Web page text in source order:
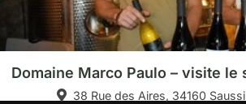
Domaine Marco Paulo – visite le
38 Rue des Aires, 34160